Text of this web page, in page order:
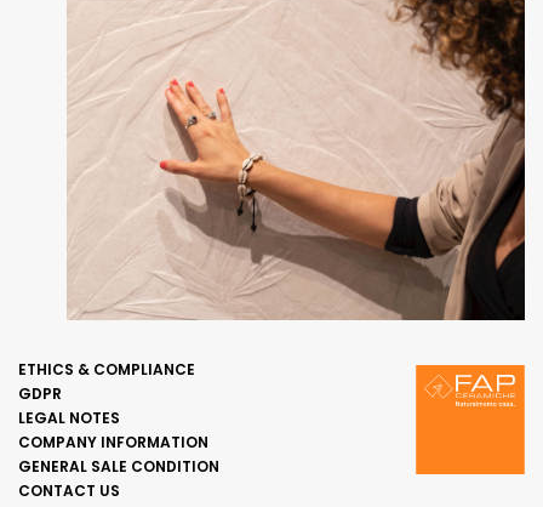
ETHICS & COMPLIANCE
GDPR
LEGAL NOTES
COMPANY INFORMATION
GENERAL SALE CONDITION
CONTACT US